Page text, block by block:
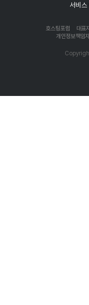
서비스
호스팅포럼 대표
개인정보책